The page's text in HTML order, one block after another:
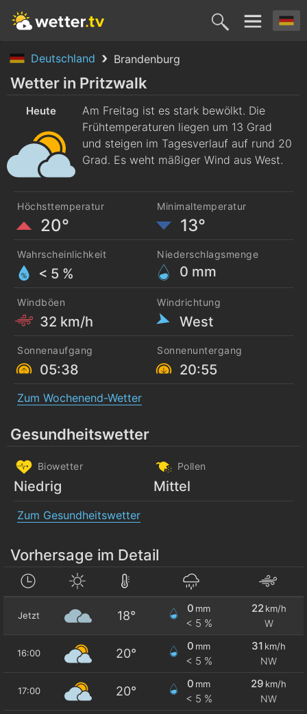
Deutschland Brandenburg
Heute
7. Aug.
Morgen
8. Aug. 9. Aug. 10. Aug.
Wetter in Pritzwalk
Heute
Am Freitag ist es stark bewölkt. Die
Frühtemperaturen liegen um 13 Grad
und steigen im Tagesverlauf auf rund 20
Grad. Es weht mäßiger Wind aus West.
Höchsttemperatur
20°
Minimaltemperatur
13°
Wahrscheinlichkeit
< 5 %
Niederschlagsmenge
0 mm
Windböen
32 km/h
Windrichtung
West
Sonnenaufgang
05:38
Sonnenuntergang
20:55
Zum Wochenend-Wetter
Gesundheitswetter
Biowetter
Niedrig
Pollen
Mittel
Zum Gesundheitswetter
Vorhersage im Detail
Jetzt 18°
0 mm
< 5 %
22 km/h
W
16:00 20°
0 mm
< 5 %
31 km/h
NW
17:00 20°
0 mm
< 5 %
29 km/h
NW